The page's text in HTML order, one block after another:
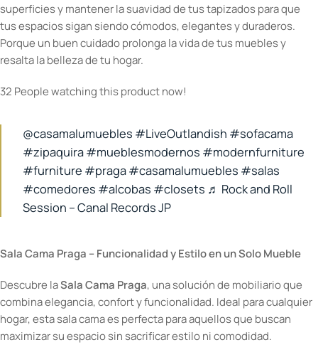
superficies y mantener la suavidad de tus tapizados para que
tus espacios sigan siendo cómodos, elegantes y duraderos.
Porque un buen cuidado prolonga la vida de tus muebles y
resalta la belleza de tu hogar.
32 People watching this product now!
@casamalumuebles #LiveOutlandish #sofacama
#zipaquira#mueblesmodernos #modernfurniture
#furniture #praga#casamalumuebles #salas
#comedores #alcobas #closets ♬ Rock and Roll
Session – Canal Records JP
Sala Cama Praga – Funcionalidad y Estilo en un Solo Mueble
Descubre laSala Cama Praga, una solución de mobiliario que
combina elegancia, confort y funcionalidad. Ideal para cualquier
hogar, esta sala cama es perfecta para aquellos que buscan
maximizar su espacio sin sacrificar estilo ni comodidad.